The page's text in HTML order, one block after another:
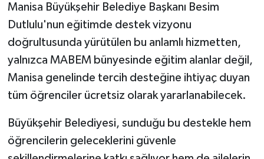
Manisa Büyükşehir Belediye Başkanı Besim
Dutlulu'nun eğitimde destek vizyonu
doğrultusunda yürütülen bu anlamlı hizmetten,
yalnızca MABEM bünyesinde eğitim alanlar değil,
Manisa genelinde tercih desteğine ihtiyaç duyan
tüm öğrenciler ücretsiz olarak yararlanabilecek.
Büyükşehir Belediyesi, sunduğu bu destekle hem
öğrencilerin geleceklerini güvenle